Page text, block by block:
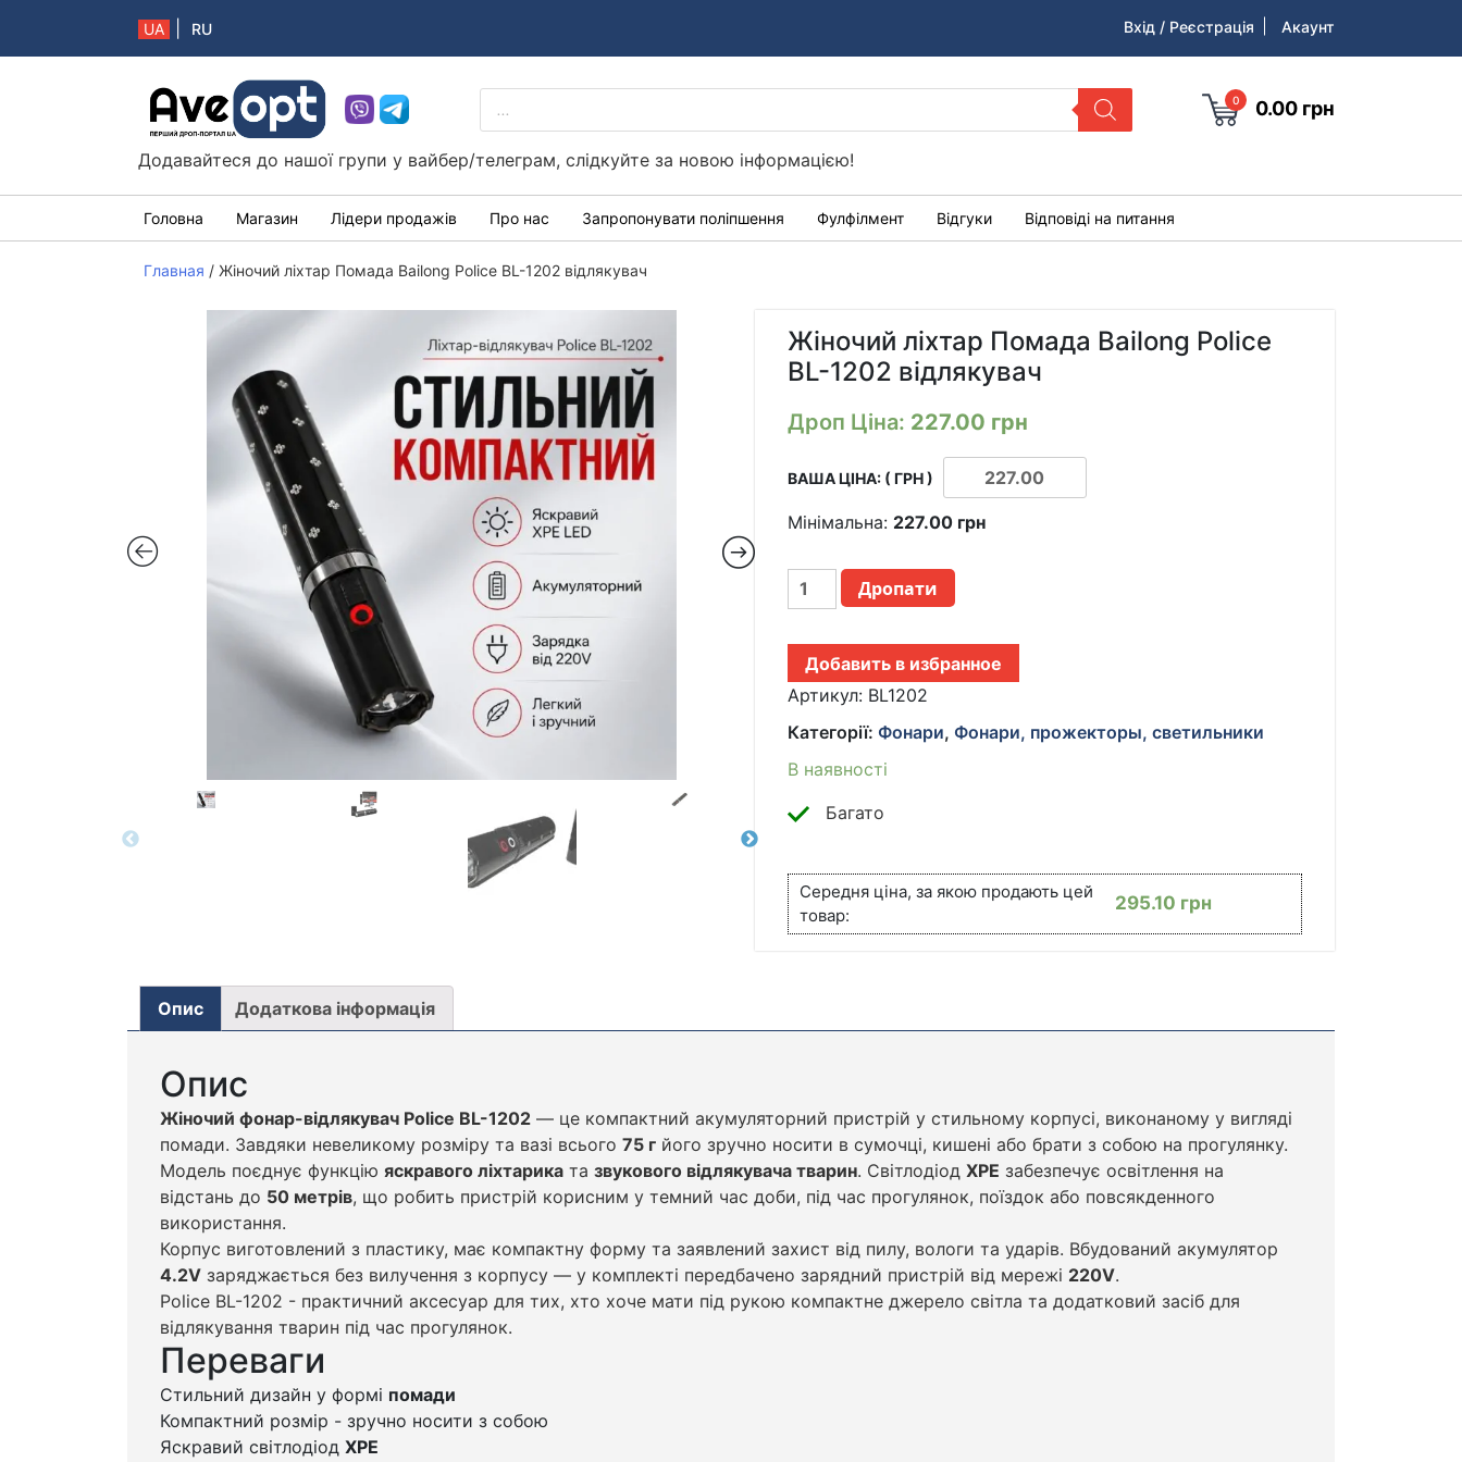
UA RU Вхід / Реєстрація Акаунт
Aveopt – оптова дропшипінг платформа в Україні
PRODUCTS
SEARCH
0 0.00 грн
Додавайтеся до нашої групи у вайбер/телеграм, слідкуйте за новою інформацією!
Головна Магазин Лідери продажів Про нас Запропонувати поліпшення Фулфілмент Відгуки Відповіді на питання
Главная / Жіночий ліхтар Помада Bailong Police BL-1202 відлякувач
Жіночий ліхтар Помада Bailong Police
BL-1202 відлякувач
Дроп Ціна: 227.00 грн
ВАША ЦІНА: ( ГРН )
Мінімальна: 227.00 грн
ЖЕНСКИЙ
ФОНАРЬ
BAILONG
POLICE
BL-
ОТПУГИВАТЕЛЬ
КІЛЬКІСТЬ
Дропати
Добавить в избранное
Артикул: BL1202
Категорії:Фонари,Фонари, прожекторы, светильники
В наявності
Багато
Середня ціна, за якою продають цей
товар:
295.10 грн
Опис Додаткова інформація
Опис
Жіночий фонар-відлякувач Police BL-1202 — це компактний акумуляторний пристрій у стильному корпусі, виконаному у вигляді
помади. Завдяки невеликому розміру та вазі всього 75 г його зручно носити в сумочці, кишені або брати з собою на прогулянку.
Модель поєднує функцію яскравого ліхтарика та звукового відлякувача тварин. Світлодіод XPE забезпечує освітлення на
відстань до 50 метрів, що робить пристрій корисним у темний час доби, під час прогулянок, поїздок або повсякденного
використання.
Корпус виготовлений з пластику, має компактну форму та заявлений захист від пилу, вологи та ударів. Вбудований акумулятор
4.2V заряджається без вилучення з корпусу — у комплекті передбачено зарядний пристрій від мережі 220V.
Police BL-1202 - практичний аксесуар для тих, хто хоче мати під рукою компактне джерело світла та додатковий засіб для
відлякування тварин під час прогулянок.
Переваги
Стильний дизайн у формі помади
Компактний розмір - зручно носити з собою
Яскравий світлодіод XPE